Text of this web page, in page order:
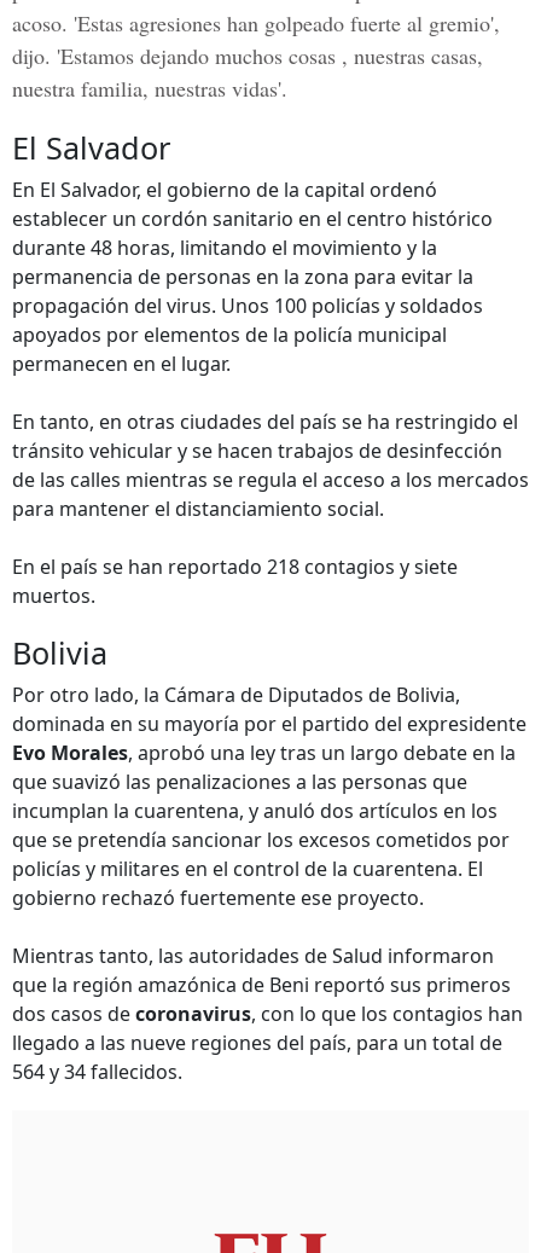
acoso. 'Estas agresiones han golpeado fuerte al gremio',
dijo. 'Estamos dejando muchos cosas , nuestras casas,
nuestra familia, nuestras vidas'.
El Salvador
En El Salvador, el gobierno de la capital ordenó
establecer un cordón sanitario en el centro histórico
durante 48 horas, limitando el movimiento y la
permanencia de personas en la zona para evitar la
propagación del virus. Unos 100 policías y soldados
apoyados por elementos de la policía municipal
permanecen en el lugar.
En tanto, en otras ciudades del país se ha restringido el
tránsito vehicular y se hacen trabajos de desinfección
de las calles mientras se regula el acceso a los mercados
para mantener el distanciamiento social.
En el país se han reportado 218 contagios y siete
muertos.
Bolivia
Por otro lado, la Cámara de Diputados de Bolivia,
dominada en su mayoría por el partido del expresidente
Evo Morales, aprobó una ley tras un largo debate en la
que suavizó las penalizaciones a las personas que
incumplan la cuarentena, y anuló dos artículos en los
que se pretendía sancionar los excesos cometidos por
policías y militares en el control de la cuarentena. El
gobierno rechazó fuertemente ese proyecto.
Mientras tanto, las autoridades de Salud informaron
que la región amazónica de Beni reportó sus primeros
dos casos decoronavirus, con lo que los contagios han
llegado a las nueve regiones del país, para un total de
564 y 34 fallecidos.